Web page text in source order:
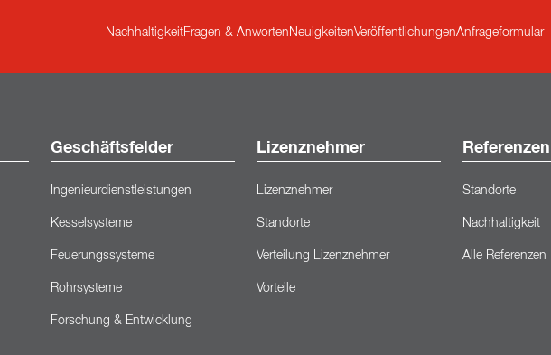
NachhaltigkeitFragen & Anworten NeuigkeitenVeröffentlichungenAnfrageformular
Geschäftsfelder
Ingenieurdienstleistungen
Kesselsysteme
Feuerungssysteme
Rohrsysteme
Forschung & Entwicklung
Lizenznehmer
Lizenznehmer
Standorte
Verteilung Lizenznehmer
Vorteile
Referenzen
Standorte
Nachhaltigkeit
Alle Referenzen